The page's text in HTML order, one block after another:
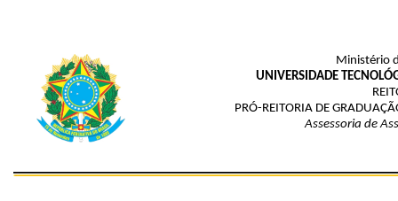
Ministério
UNIVERSIDADE
PRÓ-REITORIA DE
Assessoria de